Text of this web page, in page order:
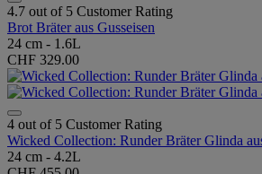
4.7 out of 5 Customer Rating
Brot Bräter aus Gusseisen
24 cm - 1.6L
CHF 329.00
4 out of 5 Customer Rating
Wicked Collection: Runder Bräter Glinda
24 cm - 4.2L